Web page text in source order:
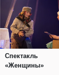
Спектакль
«Женщины»